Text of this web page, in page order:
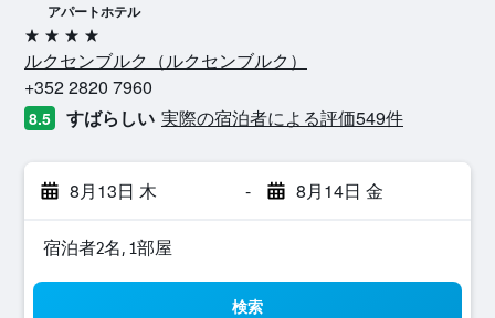
アパートホテル
4つ星
ルクセンブルク​（ルクセンブルク​）​
+352 2820 7960
8.5 すばらしい 実際の宿泊者による評価549​件
8月13日 木 - 8月14日 金
宿泊者2名, 1​部屋
検索